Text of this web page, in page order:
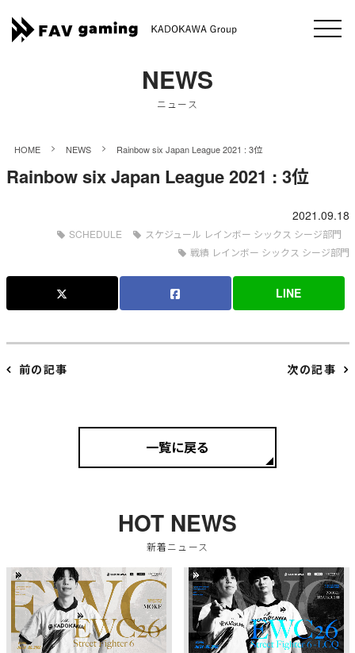
NEWS
ニュース
HOME > NEWS > Rainbow six Japan League 2021 : 3位
Rainbow six Japan League 2021 : 3位
2021.09.18
SCHEDULE
スケジュール レインボー シックス シージ部門
戦績 レインボー シックス シージ部門
LINE
前の記事 次の記事
一覧に戻る
HOT NEWS
新着ニュース